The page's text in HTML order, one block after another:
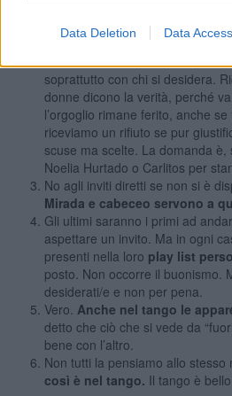
Data Deletion Data Access
abbiamo “clienti”. Non si può
numero di amicizie con l’idea di
soprattutto con chi si desidera.
donne dicono la verità, perché
l’orgoglio rimane ferito, anche
riceviamo un rifiuto se pur
scuse ma scelte. La domanda
Noelia Hurtado o Carlitos per
No agli inviti diretti se non si è
Mirada e cabeceo servono a
Gli ultimi saranno i primi ad
aspettare un invito. Ma in ogni
presenti nella loro play list
posto. Non occorre il buonismo.
desiderati/e e non per pena.
Vero. Anche nel tango le
detto che ciò che si vede da
bene con l’altro.
Non tutti la pensiamo allo stesso
così è nel tango. Il tango è